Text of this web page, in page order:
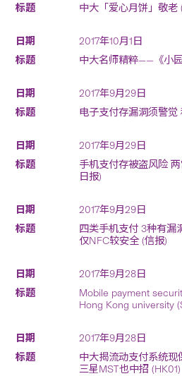
中大「爱心月饼」敬老
2017年10月1日
中大名师精粹——《小
2017年9月29日
电子支付存漏洞须警觉
2017年9月29日
手机支付存被盗风险
日报)
2017年9月29日
四类手机支付 3种有漏
仅NFC较安全 (信报)
2017年9月28日
Mobile payment
Hong Kong university
2017年9月28日
中大揭流动支付系统
三星MST也中招 (HK01)